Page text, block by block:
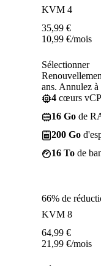
KVM 4
35,99 €
10,99 €/mois
Sélectionner
ans. Annulez à
4 cœurs
16 Go de
200 Go
16 To de
66% de
KVM 8
64,99 €
21,99 €/mois